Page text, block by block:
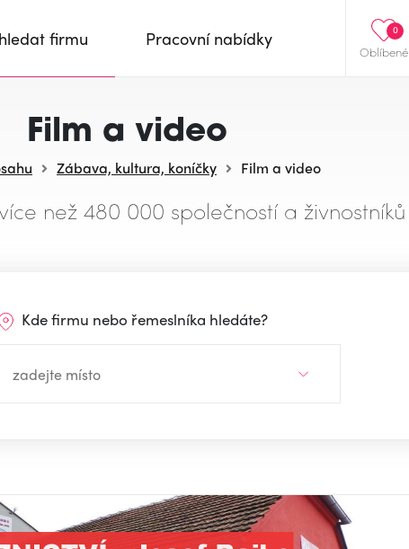
Oblíbené
0
firmu Pracovní nabídky
Film a video
Zábava, kultura, koníčky Film a video
než 480 000 společností a živnostníků
Kde firmu nebo řemeslníka hledáte?